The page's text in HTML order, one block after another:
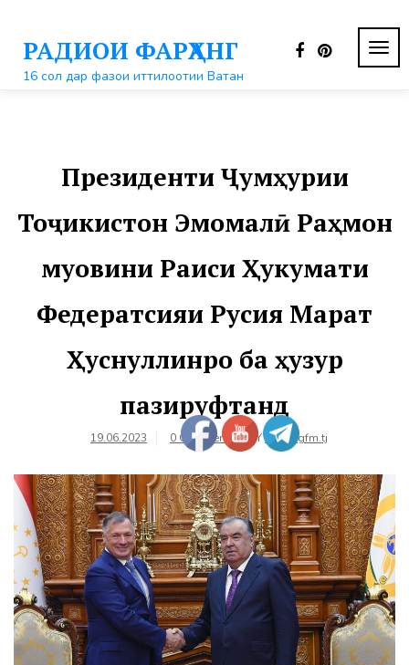
контентуРАДИОИ ФАРҲАНГ
16 сол дар фазои иттилоотии Ватан
Президенти Ҷумҳурии
Тоҷикистон Эмомалӣ Раҳмон
муовини Раиси Ҳукумати
Федератсияи Русия Марат
Ҳуснуллинро ба ҳузур
пазируфтанд
19.06.2023 0 Comments BYfarhangfm.tj